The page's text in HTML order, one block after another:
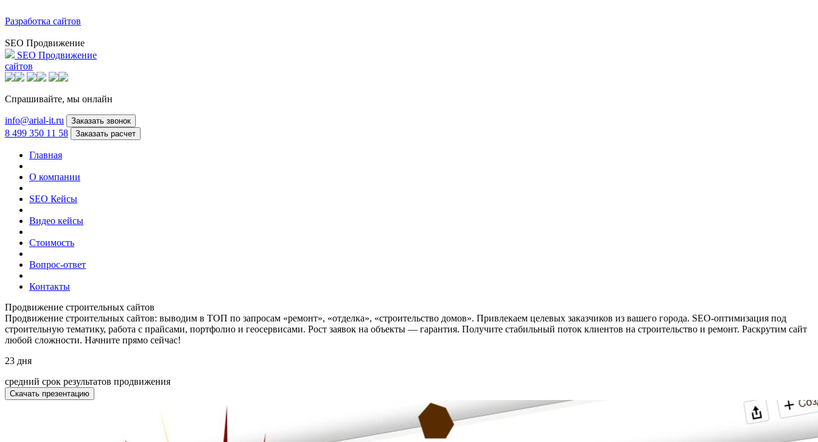
Разработка сайтов
SEO Продвижение
SEO Продвижение
сайтов
Спрашивайте, мы онлайн
info@arial-it.ru Заказать звонок
8 499 350 11 58 Заказать расчет
Главная
О компании
SEO Кейсы
Видео кейсы
Стоимость
Вопрос-ответ
Контакты
Продвижение строительных сайтов
Продвижение строительных сайтов: выводим в ТОП по запросам «ремонт», «отделка», «строительство домов». Привлекаем целевых заказчиков из вашего города. SEO-оптимизация под
строительную тематику, работа с прайсами, портфолио и геосервисами. Рост заявок на объекты — гарантия. Получите стабильный поток клиентов на строительство и ремонт. Раскрутим сайт
любой сложности. Начните прямо сейчас!
23 дня
средний срок результатов продвижения
Скачать презентацию